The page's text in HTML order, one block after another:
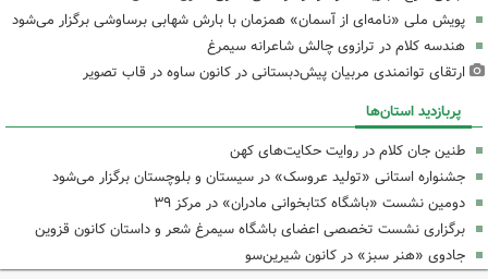
پویش ملی «نامه‌ای از آسمان» همزمان با بارش شهابی برساوشی برگزار می‌شود
هندسه کلام در ترازوی چالش شاعرانه سیمرغ
ارتقای توانمندی مربیان پیش‌دبستانی در کانون ساوه در قاب تصویر
پربازدید استان‌ها
طنین جان کلام در روایت حکایت‌های کهن
جشنواره استانی «تولید عروسک» در سیستان و بلوچستان برگزار می‌شود
دومین نشست «باشگاه کتابخوانی مادران» در مرکز ۳۹
برگزاری نشست تخصصی اعضای باشگاه سیمرغ شعر و داستان کانون قزوین
جادوی «هنر سبز» در کانون شیرین‌سو